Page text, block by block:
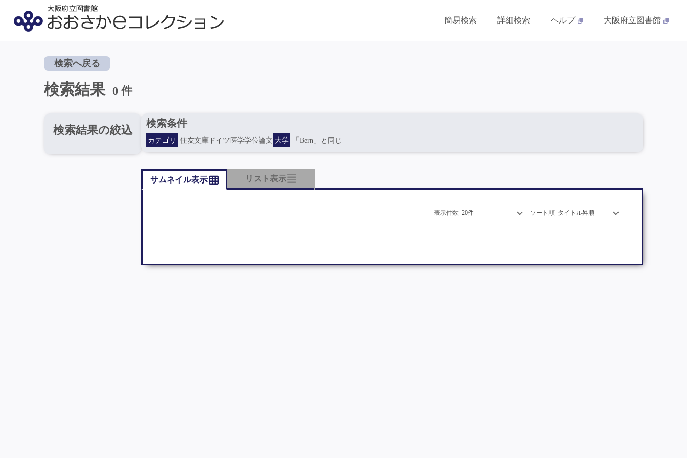
簡易検索 詳細検索 ヘルプ 大阪府立図書館
検索へ戻る
検索結果 0 件
検索結果の絞込
検索条件
カテゴリ 住友文庫ドイツ医学学位論文 大学 「Bern」と同じ
サムネイル表示 リスト表示
表示件数 ソート順